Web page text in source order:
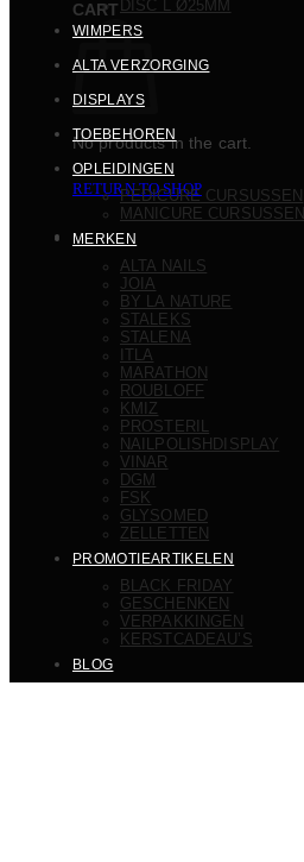
CART
No products in the cart.
RETURN TO SHOP
DISC L Ø25MM
WIMPERS
ALTA VERZORGING
DISPLAYS
TOEBEHOREN
OPLEIDINGEN
PEDICURE CURSUSSEN
MANICURE CURSUSSEN
MERKEN
ALTA NAILS
JOIA
BY LA NATURE
STALEKS
STALENA
ITLA
MARATHON
ROUBLOFF
KMIZ
PROSTERIL
NAILPOLISHDISPLAY
VINAR
DGM
FSK
GLYSOMED
ZELLETTEN
PROMOTIEARTIKELEN
BLACK FRIDAY
GESCHENKEN
VERPAKKINGEN
KERSTCADEAU’S
BLOG